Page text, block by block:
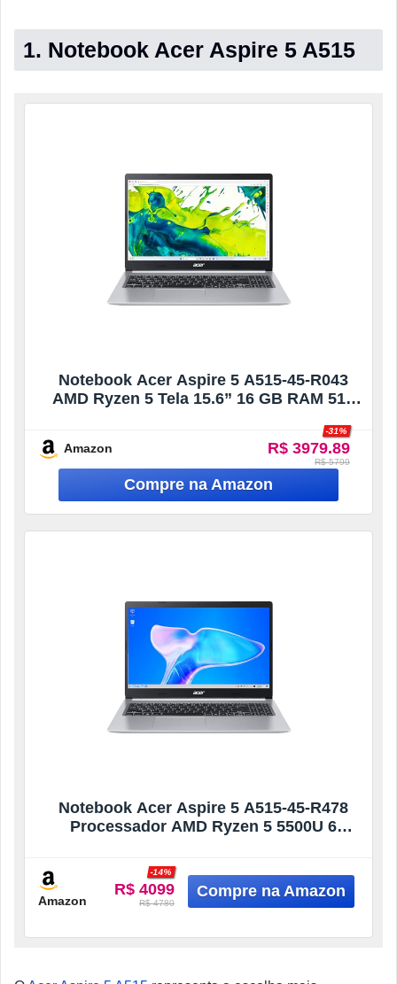
1. Notebook Acer Aspire 5 A515
Notebook Acer Aspire 5 A515-45-R043
AMD Ryzen 5 Tela 15.6” 16 GB RAM 512
Amazon R$ 3979.89
-31%
R$ 5799
Notebook Acer Aspire 5 A515-45-R478
Processador AMD Ryzen 5 5500U 6
NVMe 512Gb Tela de 15.6” Resolução Full
HD Ângulo 45º Proporção 16:9 Linux
Gutta
Amazon
R$ 4099
-14%
R$ 4780